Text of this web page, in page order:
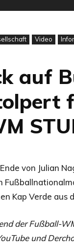
Video
auf
von Julian
Kap Verde aus
der Fußball-
und